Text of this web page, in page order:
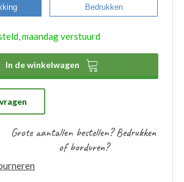
u uw bedrijfskleding ook laten
onderstaande stappen kunt u
worden
nabestellingen niet nogmaals het
De bestelde logo’s kunnen door
gehouden worden. Bij eventuele
voorraad bekend en kunt u de
op elk gewenste artikel.
Bedrukken
maandag verstuurd
In de winkelwagen 
Grote aantallen bestellen? Bedrukken
of borduren?